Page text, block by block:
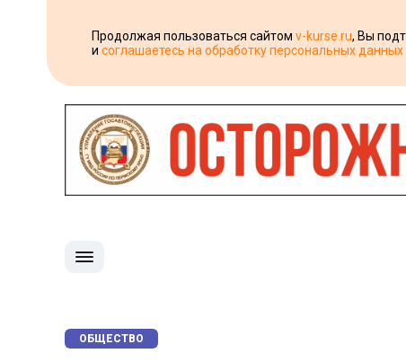
Продолжая пользоваться сайтом v-kurse.ru, Вы
и соглашаетесь на обработку персональных данных
ОБЩЕСТВО